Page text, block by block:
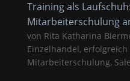
Training als
Mitarbeiterschulung
von Rita Katharina
Einzelhandel, erfolgreich
Mitarbeiterschulung,